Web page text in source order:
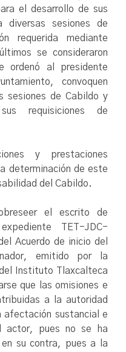
el desarrollo de sus
diversas sesiones de
requerida mediante
se consideraron
ordenó al presidente
convoquen
sesiones de Cabildo y
requisiciones de
y prestaciones
determinación de este
del Cabildo.
el escrito de
TET-JDC-
Acuerdo de inicio del
emitido por la
Instituto Tlaxcalteca
que las omisiones e
a la autoridad
afectación sustancial e
actor, pues no se ha
su contra, pues a la